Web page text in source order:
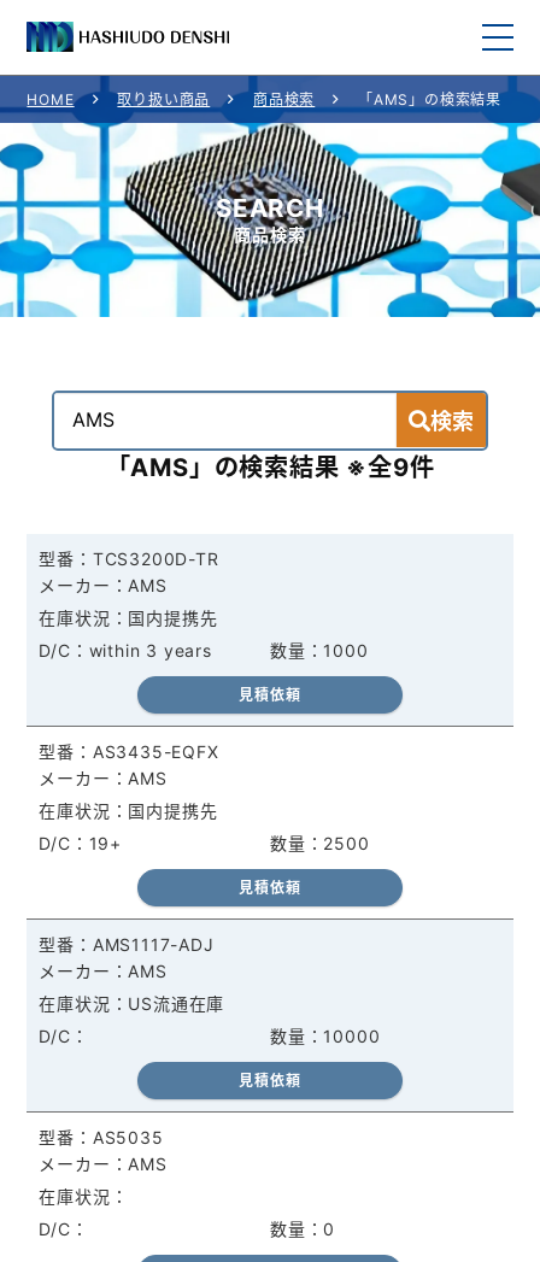
HOME
取り扱い商品
取り扱いメーカー
ご利用案内
お問い合わせ
HOME 取り扱い商品 商品検索 「AMS」の検索結果
SEARCH
商品検索
検索
「AMS」の検索結果 ※全9件
TCS3200D-TR
AMS
1000
国内提携先
within 3 years
見積依頼
AS3435-EQFX
AMS
2500
国内提携先
19+
見積依頼
AMS1117-ADJ
AMS
10000
US流通在庫
見積依頼
AS5035
AMS
0